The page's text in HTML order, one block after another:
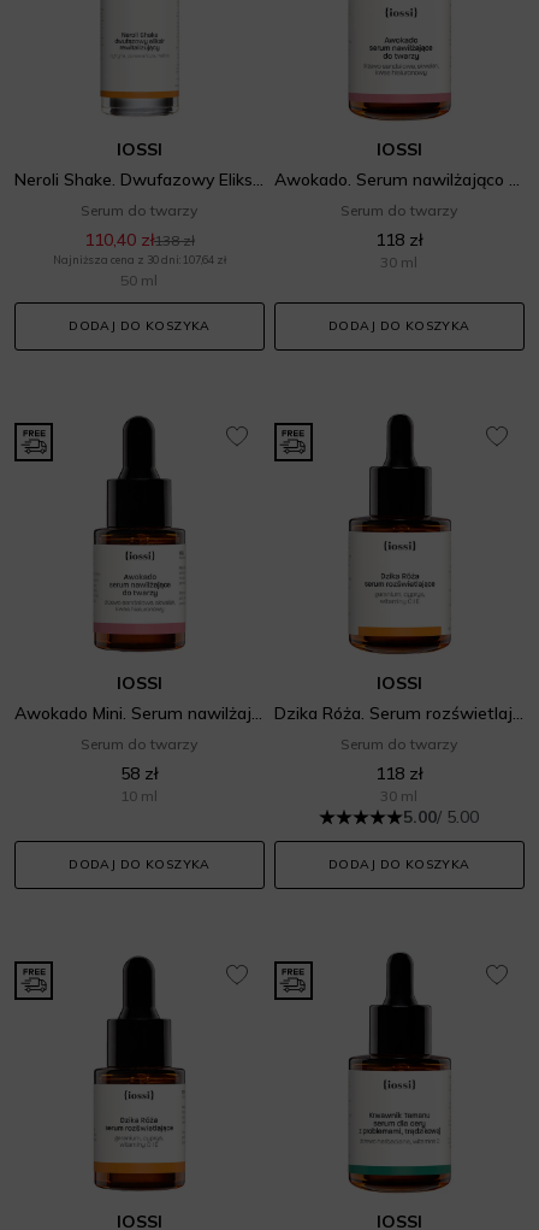
IOSSI
Neroli Shake. Dwufazowy Eliksir Rewitalizujacy
Serum do twarzy
110,40 zł138 zł
Najniższa cena z 30 dni: 107,64 zł
50 ml
DODAJ DO KOSZYKA
IOSSI
Awokado. Serum nawilżająco wygładzające
Serum do twarzy
118 zł
30 ml
DODAJ DO KOSZYKA
IOSSI
Serum do twarzy
58 zł
10 ml
DODAJ DO KOSZYKA
IOSSI
Serum do twarzy
118 zł
30 ml
5.00/ 5.00
DODAJ DO KOSZYKA
IOSSI IOSSI